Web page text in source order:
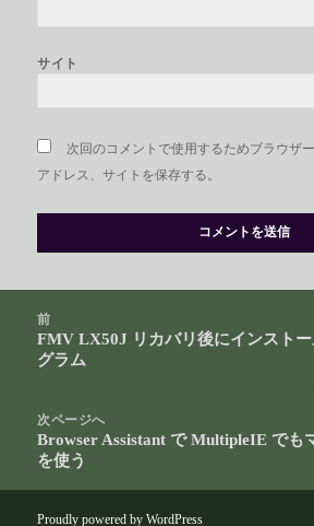
サイト
次回のコメントで使用するためブラウザ
アドレス、サイトを保存する。
ョ
前
前
の
稿:
FMV LX50J リカバリ後にインスト
グラム
次ページへ
次
の
投
稿:
Browser Assistant で MultipleIE でも
を使う
Proudly powered by WordPress